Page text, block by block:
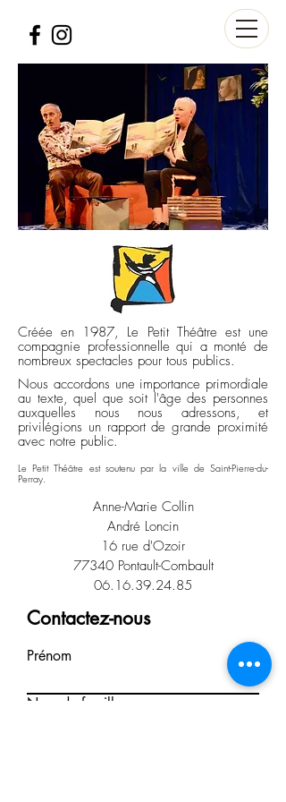
Créée en 1987, Le Petit Théâtre est une
compagnie professionnelle qui a monté de
nombreux spectacles pour tous publics.
Nous accordons une importance primordiale
au texte, quel que soit l'âge des personnes
auxquelles nous nous adressons, et
privilégions un rapport de grande proximité
avec notre public.
Le Petit Théâtre est soutenu par la ville de Saint-Pierre-du-
Perray.
Anne-Marie Collin
André Loncin
16 rue d'Ozoir
77340 Pontault-Combault
06.16.39.24.85
Contactez-nous
Prénom
Nom de famille